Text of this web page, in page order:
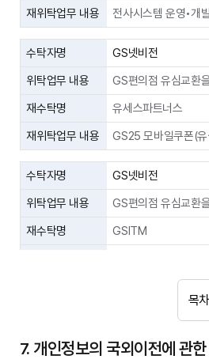
제공받는 자 한국정보통신진흥협
제공목적
통신 요금 연체사실
한 해지 시 알림
제공정보종류
성명, 연체정보등록
일, 직권해지 예정일,
기관명(㈜엘지유플
동전화번호 또는 서
우 법정대리인 개인
간
해당업무 처리 완료
한국정보통신진흥협
신분증 진위확인 및
고객명, 대리인명, 고
검, ㈜마루나,
피에스엠주식회
사, ㈜에이치디
엔, 지모바일,
주식회사 엠씨씨
코리아
판매점 :
천하텔레콤, 영
광정보통신, 보
배통신 4129개
U+유모바일
판매점 찾기
이동통신, 부가서비
청구(청구서 출력 및
재위탁업무 내용 전사시스템 운영•개
수탁자명 GS넷비전
위탁업무 내용 GS편의점 유심교환
재수탁명 유세스파트너스
재위탁업무 내용 GS25 모바일쿠폰(
수탁자명 GS넷비전
위탁업무 내용 GS편의점 유심교환
재수탁명 GSITM
위탁업무 내용 채권추심, 고객상담
목
7. 개인정보의 국외이전에 관